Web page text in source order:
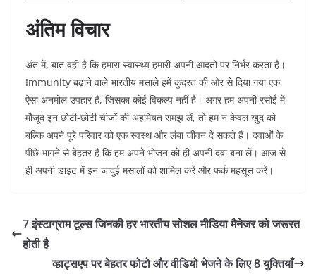
अंतिम विचार
अंत में, बात वही है कि हमारा स्वास्थ्य हमारी अपनी आदतों पर निर्भर करता है।
Immunity बढ़ाने वाले भारतीय मसाले हमें कुदरत की ओर से दिया गया एक
ऐसा अनमोल उपहार हैं, जिसका कोई विकल्प नहीं है। अगर हम अपनी रसोई में
मौजूद इन छोटी-छोटी चीजों की अहमियत समझ लें, तो हम न केवल खुद को
बल्कि अपने पूरे परिवार को एक स्वस्थ और लंबा जीवन दे सकते हैं। दवाओं के
पीछे भागने से बेहतर है कि हम अपने भोजन को ही अपनी दवा बना लें। आज से
ही अपनी डाइट में इन जादुई मसालों को शामिल करें और फर्क महसूस करें।
7 इंस्टाग्राम टूल्स जिनकी हर भारतीय सोशल मीडिया मैनेजर को जरूरत
होती है
व्हाट्सएप पर बेहतर फोटो और वीडियो भेजने के लिए 8 युक्तियाँ